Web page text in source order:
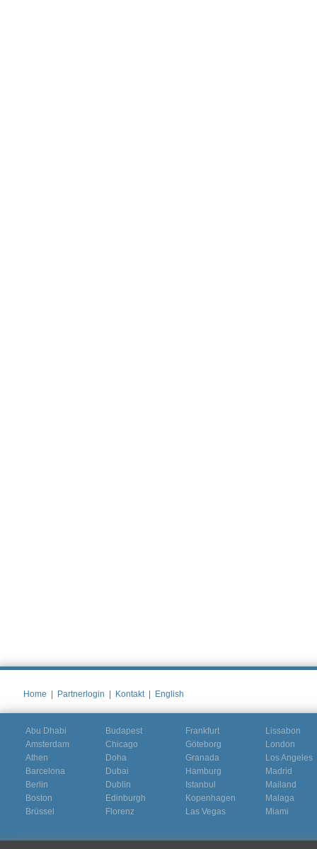
Home Partnerlogin Kontakt English
Abu Dhabi
Amsterdam
Athen
Barcelona
Berlin
Boston
Brüssel
Budapest
Chicago
Doha
Dubai
Dublin
Edinburgh
Florenz
Frankfurt
Göteborg
Granada
Hamburg
Istanbul
Kopenhagen
Las Vegas
Lissabon
London
Los Angeles
Madrid
Mailand
Malaga
Miami